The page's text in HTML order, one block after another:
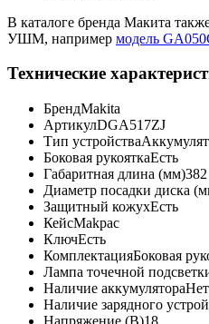
В каталоге бренда Макита
УШМ, например модель
Технические
БрендMakita
АртикулDGA517ZJ
Тип устройства
Боковая рукояткаЕсть
Габаритная длина (мм)382
Диаметр посадки диска
Защитный кожухЕсть
КейсMakpac
КлючЕсть
КомплектацияБоковая
Лампа точечной
Наличие аккумулятораНет
Наличие зарядного
Напряжение (В)18